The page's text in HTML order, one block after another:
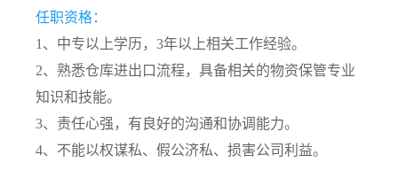
任职资格：
1、中专以上学历，3年以上相关工作经验。
2、熟悉仓库进出口流程，具备相关的物资保管专业
知识和技能。
3、责任心强，有良好的沟通和协调能力。
4、不能以权谋私、假公济私、损害公司利益。